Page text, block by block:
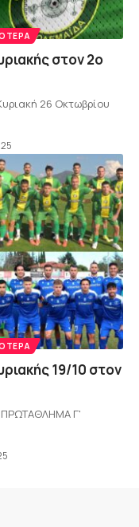
στον 2ο
26 Οκτωβρίου
19/10 στον
ΠΡΩΤΑΘΛΗΜΑ Γ'